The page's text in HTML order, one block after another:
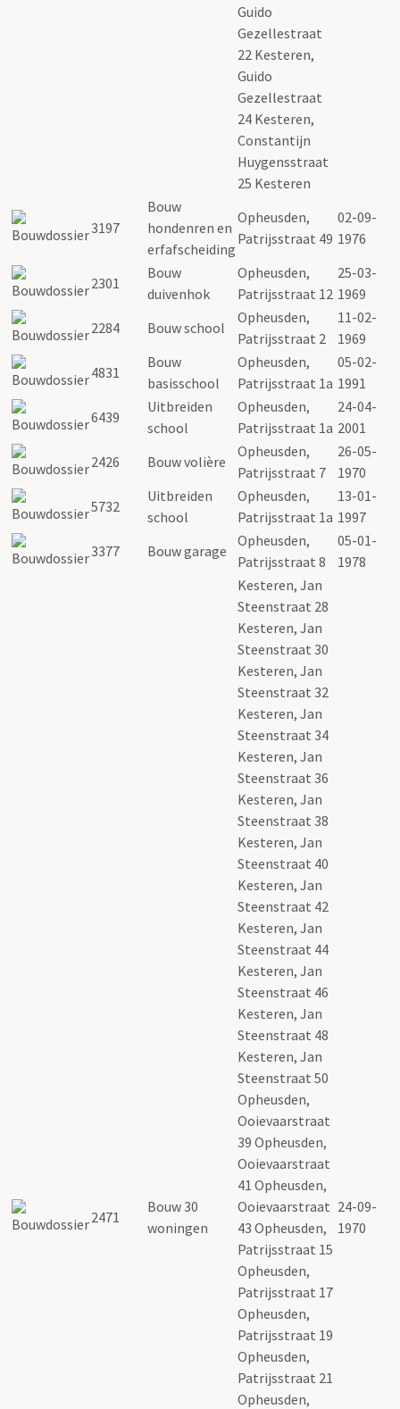
Guido
Gezellestraat
22 Kesteren,
Guido
Gezellestraat
24 Kesteren,
Constantijn
Huygensstraat
25 Kesteren
3197
Bouw
hondenren en
erfafscheiding
Opheusden,
Patrijsstraat 49
02-09-
1976
2301
Bouw
duivenhok
Opheusden,
Patrijsstraat 12
25-03-
1969
2284
Bouw school
Opheusden,
Patrijsstraat 2
11-02-
1969
4831
Bouw
basisschool
Opheusden,
Patrijsstraat 1a
05-02-
1991
6439
Uitbreiden
school
Opheusden,
Patrijsstraat 1a
24-04-
2001
2426
Bouw volière
Opheusden,
Patrijsstraat 7
26-05-
1970
5732
Uitbreiden
school
Opheusden,
Patrijsstraat 1a
13-01-
1997
3377
Bouw garage
Opheusden,
Patrijsstraat 8
05-01-
1978
2471
Bouw 30
woningen
Kesteren, Jan
Steenstraat 28
Kesteren, Jan
Steenstraat 30
Kesteren, Jan
Steenstraat 32
Kesteren, Jan
Steenstraat 34
Kesteren, Jan
Steenstraat 36
Kesteren, Jan
Steenstraat 38
Kesteren, Jan
Steenstraat 40
Kesteren, Jan
Steenstraat 42
Kesteren, Jan
Steenstraat 44
Kesteren, Jan
Steenstraat 46
Kesteren, Jan
Steenstraat 48
Kesteren, Jan
Steenstraat 50
Opheusden,
Ooievaarstraat
39 Opheusden,
Ooievaarstraat
41 Opheusden,
Ooievaarstraat
43 Opheusden,
Patrijsstraat 15
Opheusden,
Patrijsstraat 17
Opheusden,
Patrijsstraat 19
Opheusden,
Patrijsstraat 21
Opheusden,
24-09-
1970